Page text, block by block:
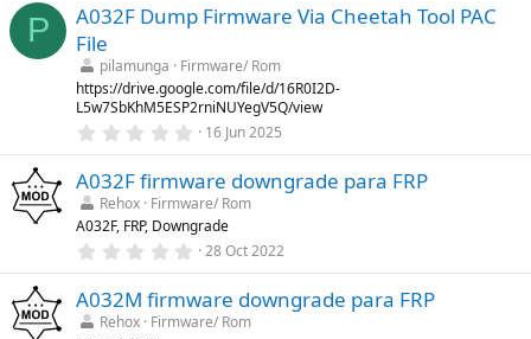
(0
t
r
e
l
s
)
P
A032F Dump Firmware Via Cheetah Tool PAC
File
pilamunga
Firmware/ Rom
https://drive.google.com/file/d/16R0I2D-
L5w7SbKhM5ESP2rniNUYegV5Q/view
0
0
e
s
t
r
l
l
a
(
16 Jun 2025
A032F firmware downgrade para FRP
Rehox Firmware/ Rom
A032F, FRP, Downgrade
0
0
e
s
28 Oct 2022
A032M firmware downgrade para FRP
Rehox Firmware/ Rom